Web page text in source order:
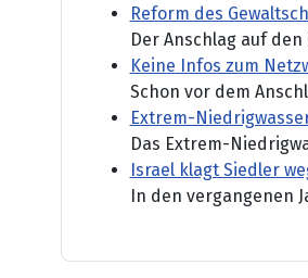
Reform des
Der Anschlag auf den
Keine Infos zum
Schon vor dem
Extrem-
Das Extrem-
Israel klagt Siedler
In den vergangenen